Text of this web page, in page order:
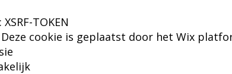
TOKEN
cookie is geplaatst door het Wix